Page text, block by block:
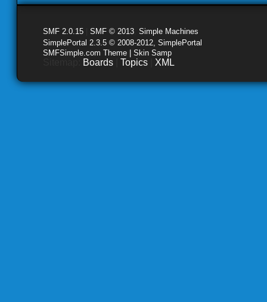
SMF 2.0.15 SMF © 2013 Simple Machines
SimplePortal 2.3.5 © 2008-2012, SimplePortal
SMFSimple.com Theme | Skin Samp
Boards Topics XML